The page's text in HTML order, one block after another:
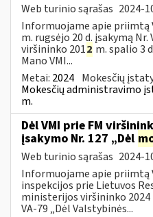
Web turinio sąrašas 2024-
Informuojame apie priimtą
m. rugsėjo 20 d. įsakymą Nr.
viršininko 2012 m. spalio 3
Mano VMI...
Metai: 2024 Mokesčių
Mokesčių administravimo
m.
Dėl VMI prie FM
įsakymo Nr. 127 „Dėl
Web turinio sąrašas 2024-
Informuojame apie priimtą
inspekcijos prie Lietuvos
ministerijos viršininko 2024
VA-79 „Dėl Valstybinės...